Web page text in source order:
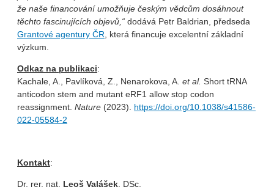
že naše financování umožňuje českým vědcům dosáhnout
těchto fascinujících objevů,“ dodává Petr Baldrian, předseda
Grantové agentury ČR, která financuje excelentní základní
výzkum.
Odkaz na publikaci:
Kachale, A., Pavlíková, Z., Nenarokova, A. et al. Short tRNA
anticodon stem and mutant eRF1 allow stop codon
reassignment. Nature (2023). https://doi.org/10.1038/s41586-
022-05584-2
Kontakt:
Dr. rer. nat. Leoš Valášek, DSc.